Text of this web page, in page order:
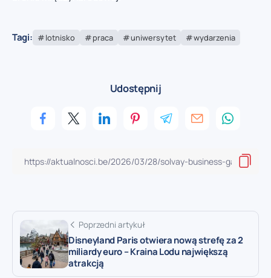
Tagi: lotnisko praca uniwersytet wydarzenia
Udostępnij
Poprzedni artykuł
Disneyland Paris otwiera nową strefę za 2
miliardy euro – Kraina Lodu największą
atrakcją